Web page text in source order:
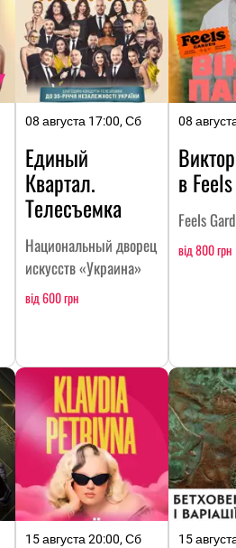
08 августа 17:00, Сб
Единый
Квартал.
Телесъемка
Национальный дворец
искусств «Украина»
від 600 грн
08
в
Feels
від 800 грн
15 августа 20:00, Сб 15